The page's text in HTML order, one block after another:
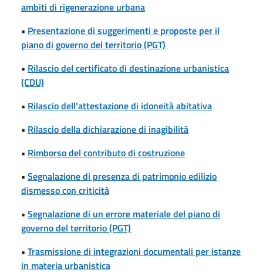
ambiti di rigenerazione urbana
• Presentazione di suggerimenti e proposte per il
piano di governo del territorio (PGT)
• Rilascio del certificato di destinazione urbanistica
(CDU)
• Rilascio dell'attestazione di idoneità abitativa
• Rilascio della dichiarazione di inagibilità
• Rimborso del contributo di costruzione
• Segnalazione di presenza di patrimonio edilizio
dismesso con criticità
• Segnalazione di un errore materiale del piano di
governo del territorio (PGT)
• Trasmissione di integrazioni documentali per istanze
in materia urbanistica